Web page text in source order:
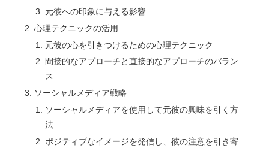
元彼への印象に与える影響
心理テクニックの活用
元彼の心を引きつけるための心理テクニック
間接的なアプローチと直接的なアプローチのバラン
ス
ソーシャルメディア戦略
ソーシャルメディアを使用して元彼の興味を引く方
法
ポジティブなイメージを発信し、彼の注意を引き寄